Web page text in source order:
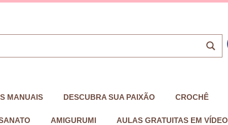
MANUAIS DESCUBRA SUA PAIXÃO CROCHÊ
AMIGURUMI AULAS GRATUITAS EM VÍDEO